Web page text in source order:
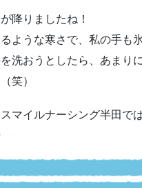
降りましたね！
ような寒さで、私の手も
洗おうとしたら、あまり
笑）
マイルナーシング半田で